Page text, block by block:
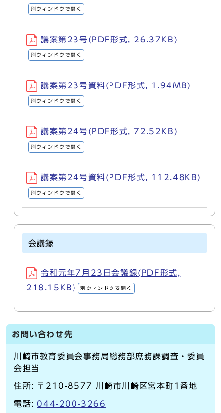
別ウィンドウで開く
議案第23号(PDF形式, 26.37KB)
別ウィンドウで開く
議案第23号資料(PDF形式, 1.94MB)
別ウィンドウで開く
議案第24号(PDF形式, 72.52KB)
別ウィンドウで開く
議案第24号資料(PDF形式, 112.48KB)
別ウィンドウで開く
会議録
令和元年7月23日会議録(PDF形式,
218.15KB)
別ウィンドウで開く
お問い合わせ先
川崎市教育委員会事務局総務部庶務課調査・委員
会担当
住所: 〒210-8577 川崎市川崎区宮本町1番地
電話: 044-200-3266